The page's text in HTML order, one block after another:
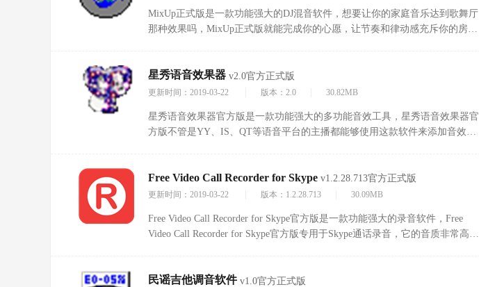
MixUp正式版是一款功能强大的DJ混音软件，想要让你的家庭音乐达到歌舞厅
那种效果吗，MixUp正式版就能完成你的心愿，让节奏和律动感充斥你的房
星秀语音效果器 v2.0官方正式版
更新时间：2019-03-22 版本：2.0 30.82MB
星秀语音效果器官方版是一款功能强大的多功能音效工具，星秀语音效果器官
方版不管是YY、IS、QT等语音平台的主播都能够使用这款软件来添加音效，
Free Video Call Recorder for Skype v1.2.28.713官方正式版
更新时间：2019-03-22 版本：1.2.28.713 30.09MB
Free Video Call Recorder for Skype官方版是一款功能强大的录音软件，Free
Video Call Recorder for Skype官方版专用于Skype通话录音，它的音质非常高，
民谣吉他调音软件 v1.0官方正式版